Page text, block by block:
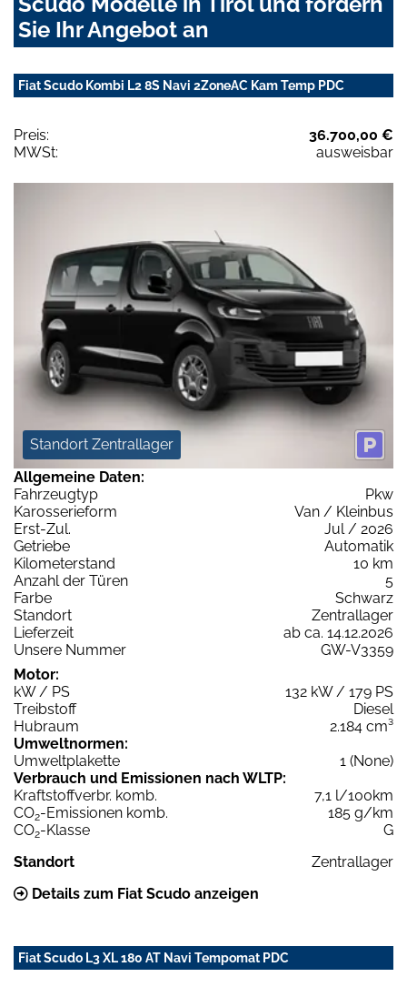
Sie Ihr Angebot an
Fiat Scudo Kombi L2 8S Navi 2ZoneAC Kam Temp PDC
Preis:
36.700,00 €
MWSt:
ausweisbar
Standort Zentrallager
Allgemeine Daten:
Fahrzeugtyp
Pkw
Karosserieform
Van / Kleinbus
Erst-Zul.
Jul / 2026
Getriebe
Automatik
Kilometerstand
10 km
Anzahl der Türen
5
Farbe
Schwarz
Standort
Zentrallager
Lieferzeit
ab ca. 14.12.2026
Unsere Nummer
GW-V3359
Motor:
kW / PS
132 kW / 179 PS
Treibstoff
Diesel
Hubraum
2.184 cm³
Umweltnormen:
Umweltplakette
1 (None)
Verbrauch und Emissionen nach WLTP:
Kraftstoffverbr. komb.
7,1 l/100km
CO2-Emissionen komb.
185 g/km
CO2-Klasse
G
Standort
Zentrallager
Details zum Fiat Scudo anzeigen
Fiat Scudo L3 XL 180 AT Navi Tempomat PDC